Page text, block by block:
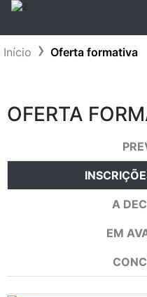
Início Oferta formativa
OFERTA
A
EM